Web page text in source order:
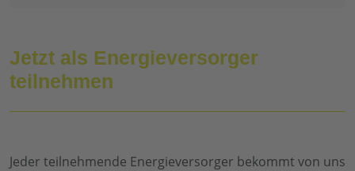
Jetzt als Energieversorger
teilnehmen
Jeder teilnehmende Energieversorger bekommt von uns